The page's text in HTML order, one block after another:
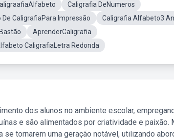
Caligrafia DeNumeros
De CaligrafiaPara Impressão
Caligrafia Alfabeto3
AprenderCaligrafia
CaligrafiaLetra Redonda
dos alunos no ambiente escolar,
e são alimentados por criatividade e paixão.
tornarem uma geração notável, utilizando